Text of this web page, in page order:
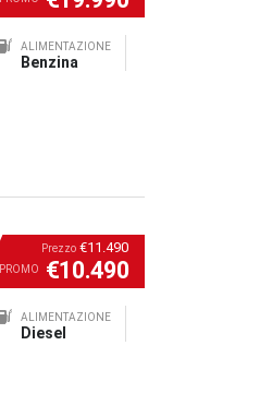
ALIMENTAZIONE
Benzina
Prezzo €11.490
PROMO €10.490
ALIMENTAZIONE
Diesel